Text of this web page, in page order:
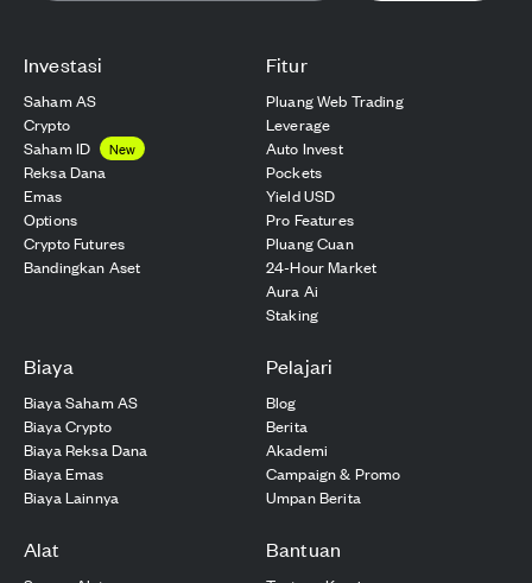
Investasi
Saham AS
Crypto
Saham ID
New
Reksa Dana
Emas
Options
Crypto Futures
Bandingkan Aset
Fitur
Pluang Web Trading
Leverage
Auto Invest
Pockets
Yield USD
Pro Features
Pluang Cuan
24-Hour Market
Aura Ai
Staking
Biaya
Biaya Saham AS
Biaya Crypto
Biaya Reksa Dana
Biaya Emas
Biaya Lainnya
Pelajari
Blog
Berita
Akademi
Campaign & Promo
Umpan Berita
Alat Bantuan